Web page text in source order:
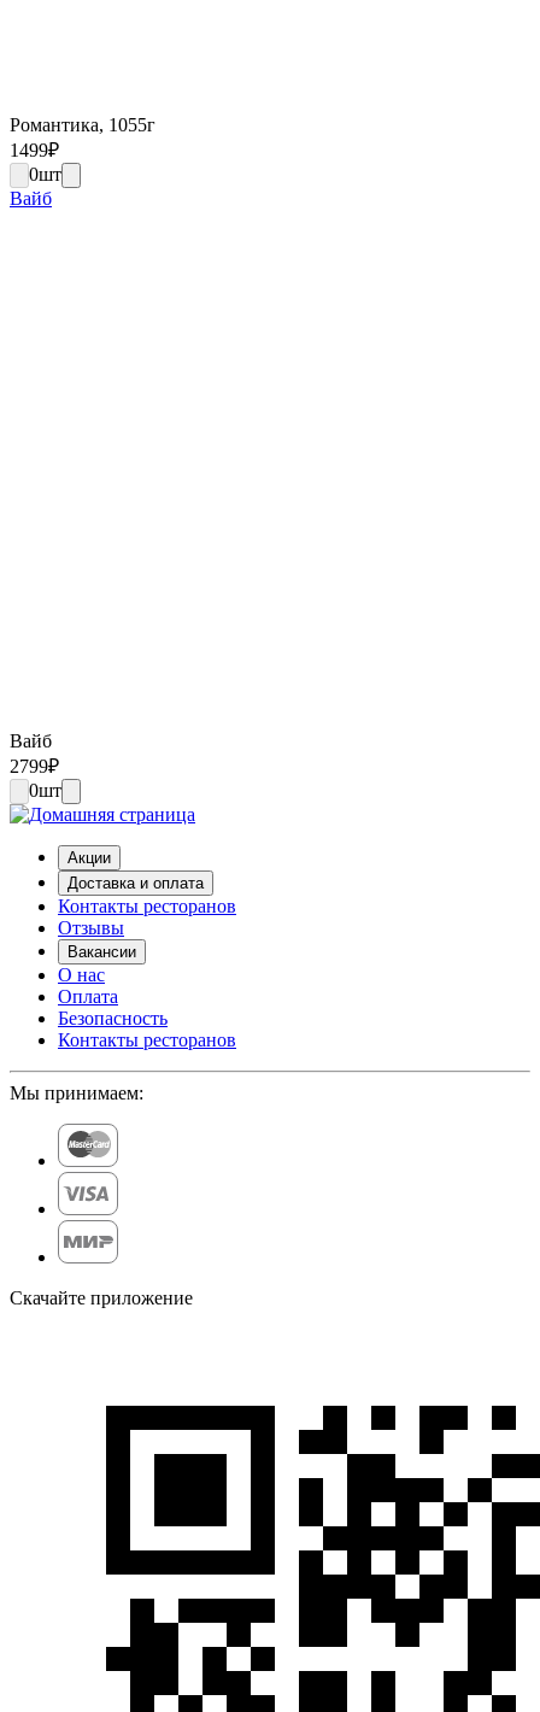
Романтика, 1055г
1499₽
0шт
Вайб
Вайб
2799₽
0шт
Акции
Доставка и оплата
Контакты ресторанов
Отзывы
Вакансии
О нас
Оплата
Безопасность
Контакты ресторанов
Мы принимаем:
Скачайте приложение